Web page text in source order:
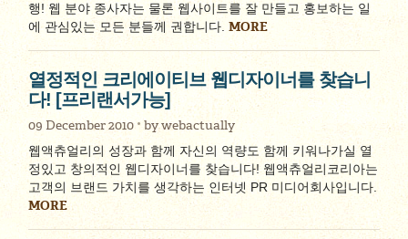
행! 웹 분야 종사자는 물론 웹사이트를 잘 만들고 홍보하는 일
에 관심있는 모든 분들께 권합니다.MORE
열정적인 크리에이티브 웹디자이너를 찾습니
다! [프리랜서가능]
09 December 2010 bywebactually
웹액츄얼리의 성장과 함께 자신의 역량도 함께 키워나가실 열
정있고 창의적인 웹디자이너를 찾습니다! 웹액츄얼리코리아는
고객의 브랜드 가치를 생각하는 인터넷 PR 미디어회사입니다.
MORE